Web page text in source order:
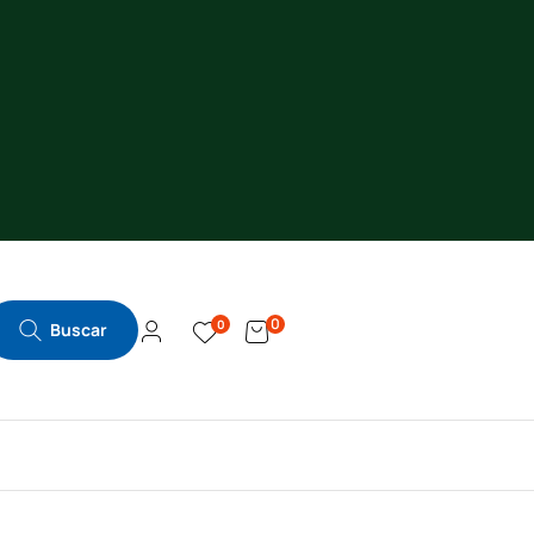
Buscar 0 0